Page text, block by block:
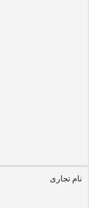
نام تجاری